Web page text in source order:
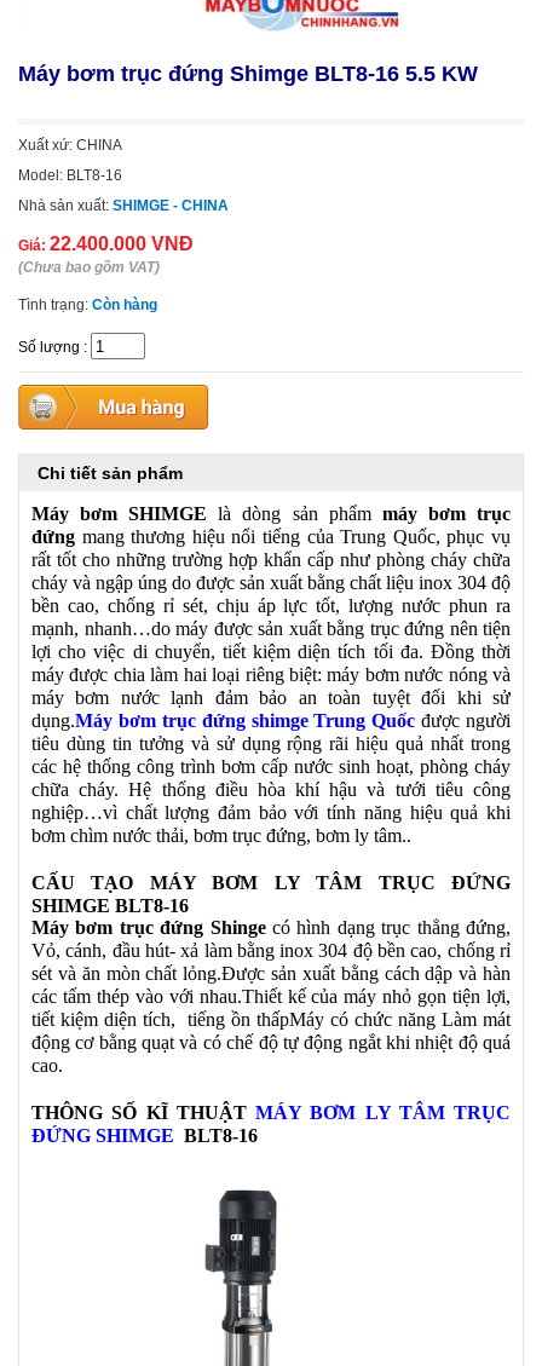
Máy bơm trục đứng Shimge BLT8-16 5.5 KW
Xuất xứ: CHINA
Model: BLT8-16
Nhà sản xuất: SHIMGE - CHINA
Giá: 22.400.000 VNĐ
(Chưa bao gồm VAT)
Tình trạng: Còn hàng
Số lượng :
Chi tiết sản phẩm
Máy bơm SHIMGE là dòng sản phẩm máy bơm trục
đứng mang thương hiệu nổi tiếng của Trung Quốc, phục vụ
rất tốt cho những trường hợp khẩn cấp như phòng cháy chữa
cháy và ngập úng do được sản xuất bằng chất liệu inox 304 độ
bền cao, chống rỉ sét, chịu áp lực tốt, lượng nước phun ra
mạnh, nhanh…do máy được sản xuất bằng trục đứng nên tiện
lợi cho việc di chuyển, tiết kiệm diện tích tối đa. Đồng thời
máy được chia làm hai loại riêng biệt: máy bơm nước nóng và
máy bơm nước lạnh đảm bảo an toàn tuyệt đối khi sử
dụng.Máy bơm trục đứng shimge Trung Quốc được người
tiêu dùng tin tưởng và sử dụng rộng rãi hiệu quả nhất trong
các hệ thống công trình bơm cấp nước sinh hoạt, phòng cháy
chữa cháy. Hệ thống điều hòa khí hậu và tưới tiêu công
nghiệp…vì chất lượng đảm bảo với tính năng hiệu quả khi
bơm chìm nước thải, bơm trục đứng, bơm ly tâm..
CẤU TẠO MÁY BƠM LY TÂM TRỤC ĐỨNG
SHIMGE BLT8-16
Máy bơm trục đứng Shingecó hình dạng trục thẳng đứng,
Vỏ, cánh, đầu hút- xả làm bằng inox 304 độ bền cao, chống rỉ
sét và ăn mòn chất lỏng.Được sản xuất bằng cách dập và hàn
các tấm thép vào với nhau.Thiết kế của máy nhỏ gọn tiện lợi,
tiết kiệm diện tích, tiếng ồn thấpMáy có chức năng Làm mát
động cơ bằng quạt và có chế độ tự động ngắt khi nhiệt độ quá
cao.
THÔNG SỐ KĨ THUẬT MÁY BƠM LY TÂM TRỤC
ĐỨNG SHIMGE BLT8-16